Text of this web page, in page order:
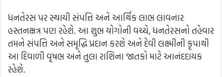
ધનતેરસ પર સ્થાયી સંપત્તિ અને આર્થિક લાભ લાવનાર
હસ્તનક્ષત્ર પણ રહેશે. આ શુભ યોગોની વચ્ચે, ધનતેરસનો તહેવાર
તમને સંપત્તિ અને સમૃદ્ધિ પ્રદાન કરશે અને દેવી લક્ષ્મીની કૃપાથી
આ દિવાળી વૃષભ અને તુલા રાશિના જાતકો માટે આનંદદાયક
રહેશે.